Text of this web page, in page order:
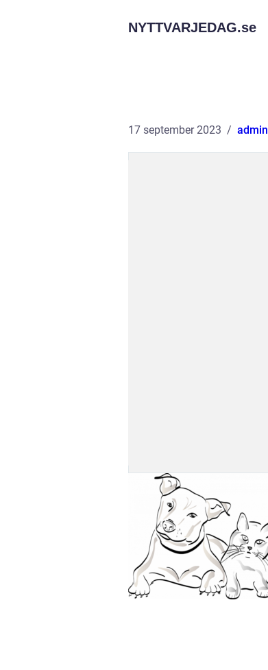
NYTTVARJEDAG.se
17 september 2023 admin